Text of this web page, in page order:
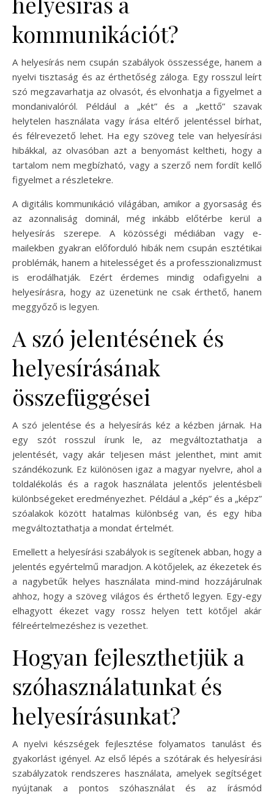
kommunikációt?
A helyesírás nem csupán szabályok összessége, hanem a
nyelvi tisztaság és az érthetőség záloga. Egy rosszul leírt
szó megzavarhatja az olvasót, és elvonhatja a figyelmet a
mondanivalóról. Például a „két” és a „kettő” szavak
helytelen használata vagy írása eltérő jelentéssel bírhat,
és félrevezető lehet. Ha egy szöveg tele van helyesírási
hibákkal, az olvasóban azt a benyomást keltheti, hogy a
tartalom nem megbízható, vagy a szerző nem fordít kellő
figyelmet a részletekre.
A digitális kommunikáció világában, amikor a gyorsaság és
az azonnaliság dominál, még inkább előtérbe kerül a
helyesírás szerepe. A közösségi médiában vagy e-
mailekben gyakran előforduló hibák nem csupán esztétikai
problémák, hanem a hitelességet és a professzionalizmust
is erodálhatják. Ezért érdemes mindig odafigyelni a
helyesírásra, hogy az üzenetünk ne csak érthető, hanem
meggyőző is legyen.
A szó jelentésének és
helyesírásának
összefüggései
A szó jelentése és a helyesírás kéz a kézben járnak. Ha
egy szót rosszul írunk le, az megváltoztathatja a
jelentését, vagy akár teljesen mást jelenthet, mint amit
szándékozunk. Ez különösen igaz a magyar nyelvre, ahol a
toldalékolás és a ragok használata jelentős jelentésbeli
különbségeket eredményezhet. Például a „kép” és a „képz”
szóalakok között hatalmas különbség van, és egy hiba
megváltoztathatja a mondat értelmét.
Emellett a helyesírási szabályok is segítenek abban, hogy a
jelentés egyértelmű maradjon. A kötőjelek, az ékezetek és
a nagybetűk helyes használata mind-mind hozzájárulnak
ahhoz, hogy a szöveg világos és érthető legyen. Egy-egy
elhagyott ékezet vagy rossz helyen tett kötőjel akár
félreértelmezéshez is vezethet.
Hogyan fejleszthetjük a
szóhasználatunkat és
helyesírásunkat?
A nyelvi készségek fejlesztése folyamatos tanulást és
gyakorlást igényel. Az első lépés a szótárak és helyesírási
szabályzatok rendszeres használata, amelyek segítséget
nyújtanak a pontos szóhasználat és az írásmód